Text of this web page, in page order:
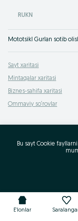
RUKN
Sayt xaritasi
Mintaqalar xaritasi
Biznes-sahifa xaritasi
Ommaviy so‘rovlar
E'lonlar
Bu sayt Cookie